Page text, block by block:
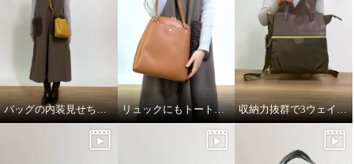
バッグの内装見せちゃいます！ リュックにもトートにもなる！ 収納力抜群で3ウェイな優秀バッグ